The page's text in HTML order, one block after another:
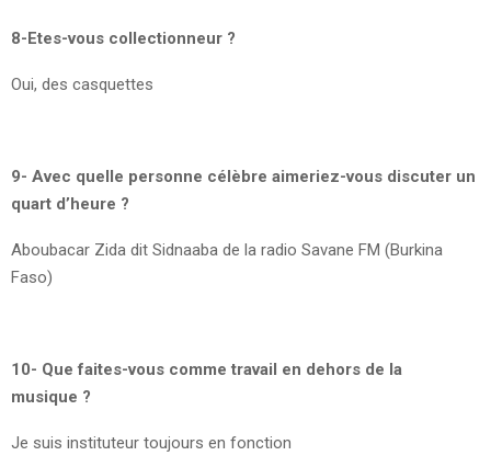
8-Etes-vous collectionneur ?
Oui, des casquettes
9- Avec quelle personne célèbre aimeriez-vous discuter un
quart d’heure ?
Aboubacar Zida dit Sidnaaba de la radio Savane FM (Burkina
Faso)
10- Que faites-vous comme travail en dehors de la
musique ?
Je suis instituteur toujours en fonction